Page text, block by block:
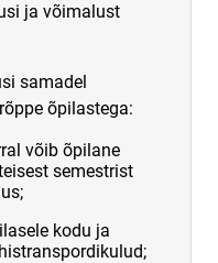
ja võimalust
samadel
õpilastega:
võib õpilane
semestrist
kodu ja